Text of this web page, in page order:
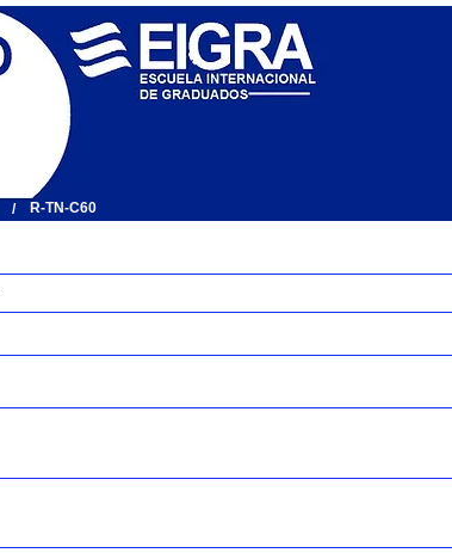
R-TN-C60
/